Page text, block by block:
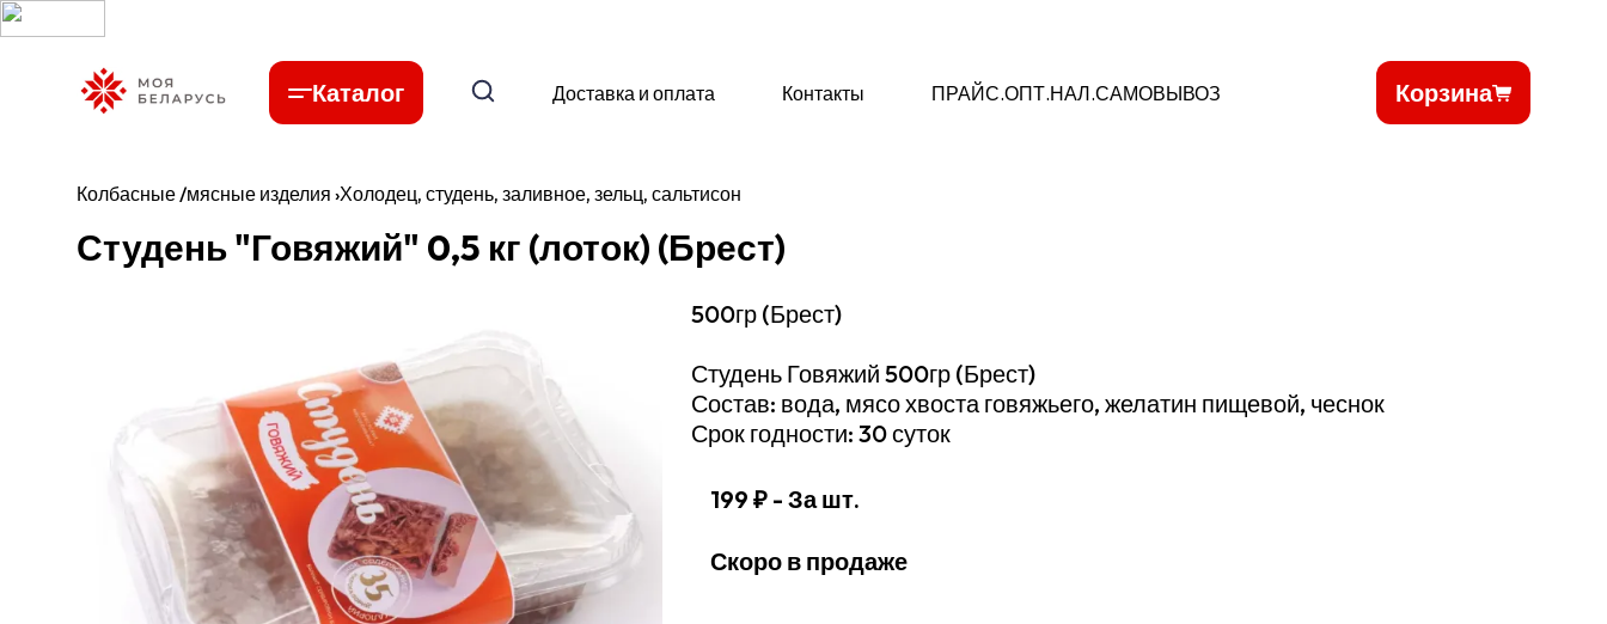
Каталог Доставка и оплата Контакты ПРАЙС.ОПТ.НАЛ.САМОВЫВОЗ Корзина
Колбасные /мясные изделия ›Холодец, студень, заливное, зельц, сальтисон
Студень "Говяжий" 0,5 кг (лоток) (Брест)
500гр (Брест)
Студень Говяжий 500гр (Брест)
Состав: вода, мясо хвоста говяжьего, желатин пищевой, чеснок
Срок годности: 30 суток
199 ₽ - За шт.
Скоро в продаже